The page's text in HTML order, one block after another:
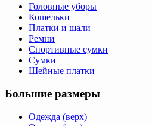
Головные уборы
Кошельки
Платки и шали
Ремни
Спортивные сумки
Сумки
Шейные платки
Большие размеры
Одежда (верх)